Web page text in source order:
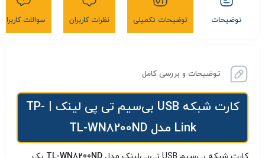
توضیحات توضیحات تکمیلی نظرات کاربران سوالات کاربران
توضیحات و بررسی کامل
کارت شبکه USB بی‌سیم تی پی لينک | TP-
Link مدل TL-WN8200ND